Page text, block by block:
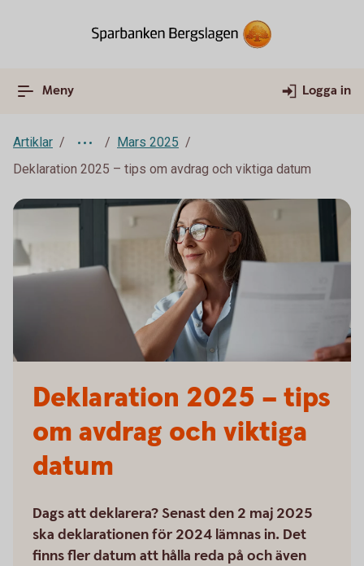
Meny Logga in
Artiklar
Mars 2025
Deklaration 2025 – tips om avdrag och viktiga datum
Deklaration 2025 – tips
om avdrag och viktiga
datum
Dags att deklarera? Senast den 2 maj 2025
ska deklarationen för 2024 lämnas in. Det
finns fler datum att hålla reda på och även